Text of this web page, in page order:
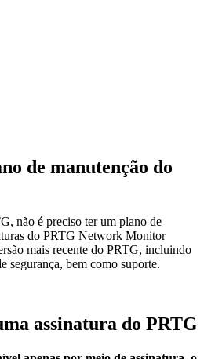
de manutenção do
não é preciso ter um plano de
do PRTG Network Monitor
mais recente do PRTG, incluindo
segurança, bem como suporte.
assinatura do PRTG